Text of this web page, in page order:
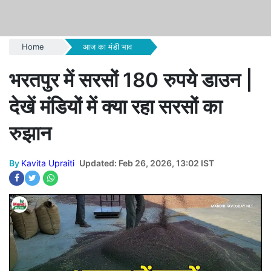
Home आज का मंडी भाव
भरतपुर में सरसों 180 रुपये डाउन |
देखें मंडियों में क्या रहा सरसों का
रुझान
By Kavita Upraiti Updated: Feb 26, 2026, 13:02 IST